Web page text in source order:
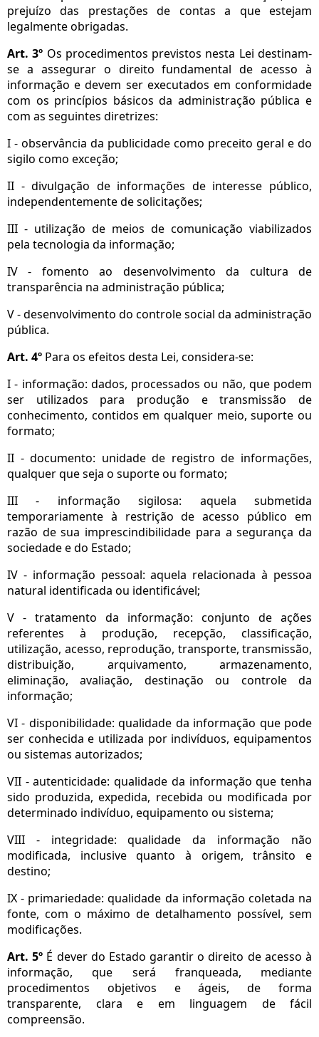
prejuízo das prestações de contas a que estejam
legalmente obrigadas.
Art. 3º Os procedimentos previstos nesta Lei destinam-
se a assegurar o direito fundamental de acesso à
informação e devem ser executados em conformidade
com os princípios básicos da administração pública e
com as seguintes diretrizes:
I - observância da publicidade como preceito geral e do
sigilo como exceção;
II - divulgação de informações de interesse público,
independentemente de solicitações;
III - utilização de meios de comunicação viabilizados
pela tecnologia da informação;
IV - fomento ao desenvolvimento da cultura de
transparência na administração pública;
V - desenvolvimento do controle social da administração
pública.
Art. 4º Para os efeitos desta Lei, considera-se:
I - informação: dados, processados ou não, que podem
ser utilizados para produção e transmissão de
conhecimento, contidos em qualquer meio, suporte ou
formato;
II - documento: unidade de registro de informações,
qualquer que seja o suporte ou formato;
III - informação sigilosa: aquela submetida
temporariamente à restrição de acesso público em
razão de sua imprescindibilidade para a segurança da
sociedade e do Estado;
IV - informação pessoal: aquela relacionada à pessoa
natural identificada ou identificável;
V - tratamento da informação: conjunto de ações
referentes à produção, recepção, classificação,
utilização, acesso, reprodução, transporte, transmissão,
distribuição, arquivamento, armazenamento,
eliminação, avaliação, destinação ou controle da
informação;
VI - disponibilidade: qualidade da informação que pode
ser conhecida e utilizada por indivíduos, equipamentos
ou sistemas autorizados;
VII - autenticidade: qualidade da informação que tenha
sido produzida, expedida, recebida ou modificada por
determinado indivíduo, equipamento ou sistema;
VIII - integridade: qualidade da informação não
modificada, inclusive quanto à origem, trânsito e
destino;
IX - primariedade: qualidade da informação coletada na
fonte, com o máximo de detalhamento possível, sem
modificações.
Art. 5º É dever do Estado garantir o direito de acesso à
informação, que será franqueada, mediante
procedimentos objetivos e ágeis, de forma
transparente, clara e em linguagem de fácil
compreensão.